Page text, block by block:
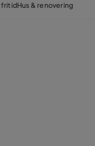
fritidHus & renovering